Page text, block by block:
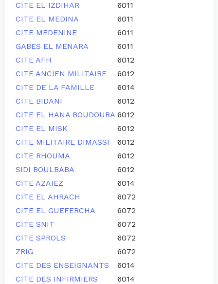
CITE EL IZDIHAR
6011
CITE EL MEDINA
6011
CITE MEDENINE
6011
GABES EL MENARA
6011
CITE AFH
6012
CITE ANCIEN MILITAIRE
6012
CITE DE LA FAMILLE
6014
CITE BIDANI
6012
CITE EL HANA BOUDOURA 6012
CITE EL MISK
6012
CITE MILITAIRE DIMASSI
6012
CITE RHOUMA
6012
SIDI BOULBABA
6012
CITE AZAIEZ
6014
CITE EL AHRACH
6072
CITE EL GUEFERCHA
6072
CITE SNIT
6072
CITE SPROLS
6072
ZRIG
6072
CITE DES ENSEIGNANTS
6014
CITE DES INFIRMIERS
6014